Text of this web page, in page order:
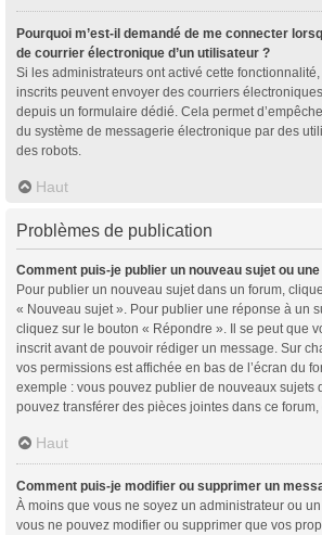
Pourquoi m’est-il demandé de me connecter
de courrier électronique d’un utilisateur ?
Si les administrateurs ont activé cette
inscrits peuvent envoyer des courriers
depuis un formulaire dédié. Cela permet
du système de messagerie électronique par des
des robots.
Haut
Problèmes de publication
Comment puis-je publier un nouveau sujet ou
Pour publier un nouveau sujet dans un forum,
« Nouveau sujet ». Pour publier une réponse à un
cliquez sur le bouton « Répondre ». Il se peut que
inscrit avant de pouvoir rédiger un message. Sur
vos permissions est affichée en bas de l’écran du
exemple : vous pouvez publier de nouveaux sujets
pouvez transférer des pièces jointes dans ce forum,
Haut
Comment puis-je modifier ou supprimer un
À moins que vous ne soyez un administrateur ou
vous ne pouvez modifier ou supprimer que vos